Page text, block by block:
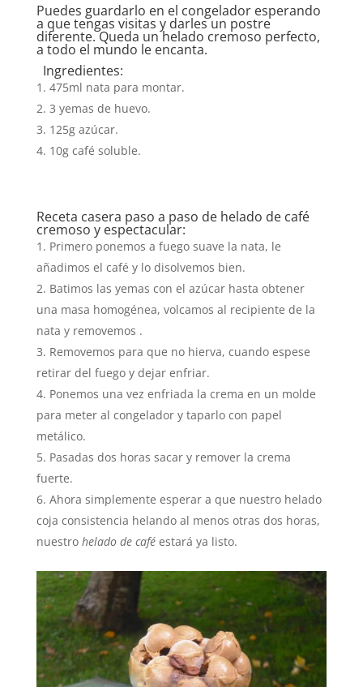
Puedes guardarlo en el congelador esperando
a que tengas visitas y darles un postre
diferente. Queda un helado cremoso perfecto,
a todo el mundo le encanta.
Ingredientes:
475ml nata para montar.
3 yemas de huevo.
125g azúcar.
10g café soluble.
Receta casera paso a paso de helado de café
cremoso y espectacular:
Primero ponemos a fuego suave la nata, le
añadimos el café y lo disolvemos bien.
Batimos las yemas con el azúcar hasta obtener
una masa homogénea, volcamos al recipiente de la
nata y removemos .
Removemos para que no hierva, cuando espese
retirar del fuego y dejar enfriar.
Ponemos una vez enfriada la crema en un molde
para meter al congelador y taparlo con papel
metálico.
Pasadas dos horas sacar y remover la crema
fuerte.
Ahora simplemente esperar a que nuestro helado
coja consistencia helando al menos otras dos horas,
nuestro helado de caféestará ya listo.